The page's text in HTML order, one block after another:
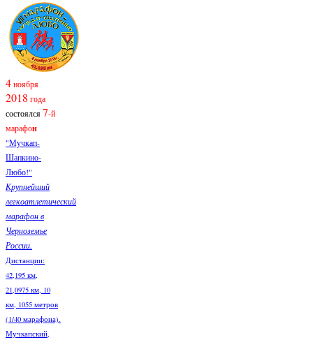
4ноября
2018 года
состоялся7-й
марафон
"Мучкап-
Шапкино-
Любо!"
Крупнейший
легкоатлетический
марафон в
Черноземье
России.
Дистанции:
42,195 км,
21,0975 км, 10
км, 1055 метров
(1/40 марафона).
Мучкапский,